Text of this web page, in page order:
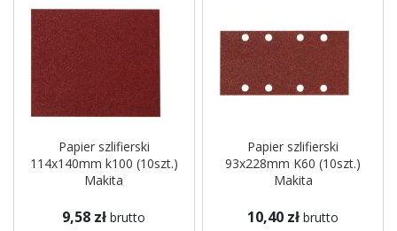
Papier szlifierski
114x140mm k100 (10szt.)
Makita
9,58 zł brutto
Papier szlifierski
93x228mm K60 (10szt.)
Makita
10,40 zł brutto